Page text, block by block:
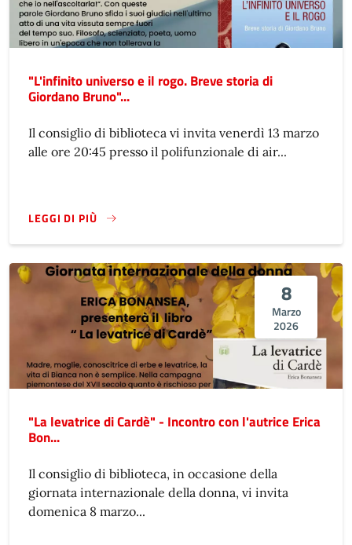
"L'infinito universo e il rogo. Breve storia di
Giordano Bruno"...
Il consiglio di biblioteca vi invita venerdì 13 marzo
alle ore 20:45 presso il polifunzionale di air...
LEGGI DI PIÙ
8
Marzo
2026
"La levatrice di Cardè" - Incontro con l'autrice Erica
Bon...
Il consiglio di biblioteca, in occasione della
giornata internazionale della donna, vi invita
domenica 8 marzo...